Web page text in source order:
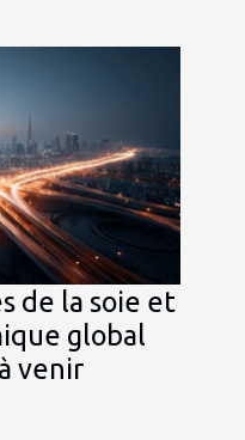
de la soie et
global
venir